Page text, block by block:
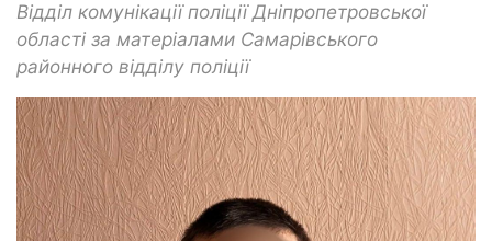
Відділ комунікації поліції Дніпропетровської
області за матеріалами Самарівського
районного відділу поліції